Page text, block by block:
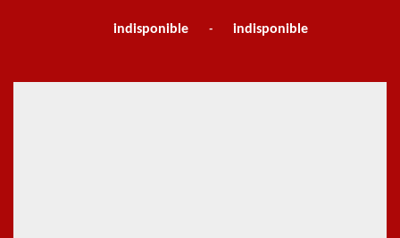
indisponible - indisponible